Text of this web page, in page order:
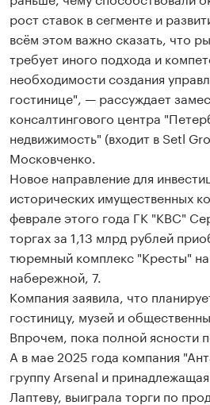
рост ставок в сегменте и
всём этом важно сказать, что
требует иного подхода и
необходимости создания
гостинице", — рассуждает
консалтингового центра
недвижимость" (входит в Setl
Московченко.
Новое направление для
исторических имущественных
феврале этого года ГК "КВС"
торгах за 1,13 млрд рублей
тюремный комплекс "Кресты"
набережной, 7.
Компания заявила, что
гостиницу, музей и
Впрочем, пока полной ясности
А в мае 2025 года компания
группу Arsenal и
Лаптеву, выиграла торги по